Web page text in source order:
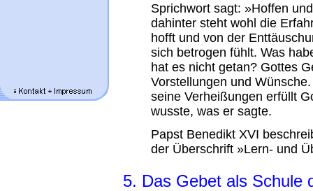
Sprichwort sagt: »Hoffen
dahinter steht wohl die
hofft und von der
sich betrogen fühlt. Was
hat es nicht getan? Gottes
Vorstellungen und
seine Verheißungen erfüllt
wusste, was er sagte.
Papst Benedikt XVI
der Überschrift »Lern- und
5. Das Gebet als Schule